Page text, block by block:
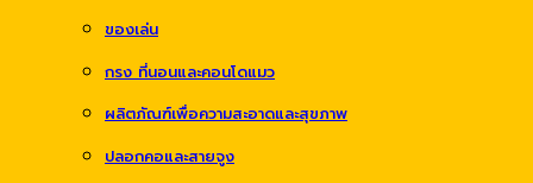
ของเล่น
กรง ที่นอนและคอนโดแมว
ผลิตภัณฑ์เพื่อความสะอาดและสุขภาพ
ปลอกคอและสายจูง